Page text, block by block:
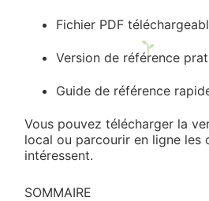
Fichier PDF
Version de référence
Guide de référence
Vous pouvez télécharger la
local ou parcourir en ligne les
intéressent.
SOMMAIRE